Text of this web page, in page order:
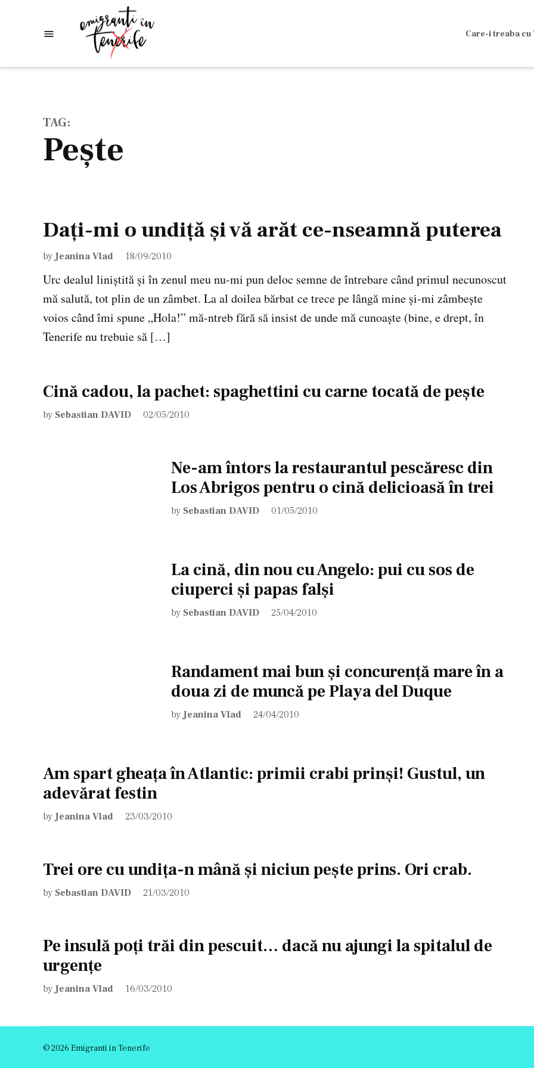
Care-i treaba cu
TAG:
peşte
Daţi-mi o undiţă şi vă arăt ce-nseamnă puterea
by Jeanina Vlad 18/09/2010
Urc dealul liniştită şi în zenul meu nu-mi pun deloc semne de întrebare când primul necunoscut
mă salută, tot plin de un zâmbet. La al doilea bărbat ce trece pe lângă mine şi-mi zâmbeşte
voios când îmi spune „Hola!” mă-ntreb fără să insist de unde mă cunoaşte (bine, e drept, în
Tenerife nu trebuie să […]
Cină cadou, la pachet: spaghettini cu carne tocată de peşte
by Sebastian DAVID 02/05/2010
Ne-am întors la restaurantul pescăresc din
Los Abrigos pentru o cină delicioasă în trei
by Sebastian DAVID 01/05/2010
La cină, din nou cu Angelo: pui cu sos de
ciuperci şi papas falşi
by Sebastian DAVID 25/04/2010
Randament mai bun şi concurenţă mare în a
doua zi de muncă pe Playa del Duque
by Jeanina Vlad 24/04/2010
Am spart gheaţa în Atlantic: primii crabi prinşi! Gustul, un
adevărat festin
by Jeanina Vlad 23/03/2010
Trei ore cu undiţa-n mână şi niciun peşte prins. Ori crab.
by Sebastian DAVID 21/03/2010
Pe insulă poţi trăi din pescuit… dacă nu ajungi la spitalul de
urgenţe
by Jeanina Vlad 16/03/2010
© 2026 Emigranti in Tenerife